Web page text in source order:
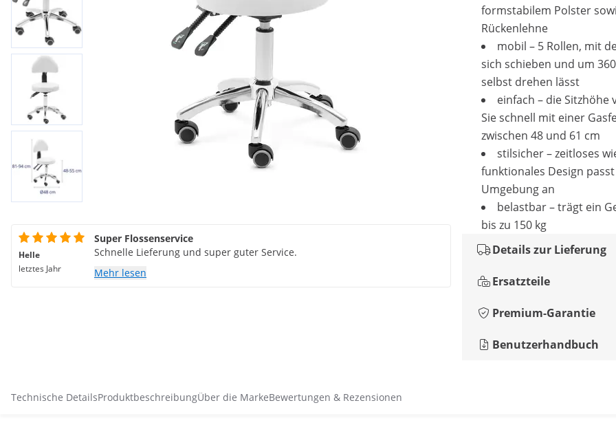
formstabilem Polster
Rückenlehne
mobil – 5 Rollen, mit
sich schieben und um
selbst drehen lässt
einfach – die Sitzhöhe
Sie schnell mit einer
zwischen 48 und 61 cm
stilsicher – zeitloses
funktionales Design
Umgebung an
belastbar – trägt ein
bis zu 150 kg
Details zur Lieferung
Ersatzteile
Premium-Garantie
Benutzerhandbuch
Helle
letztes Jahr
Super Flossenservice
Schnelle Lieferung und super guter Service.
Mehr lesen
Technische DetailsProduktbeschreibungÜber die MarkeBewertungen & Rezensionen